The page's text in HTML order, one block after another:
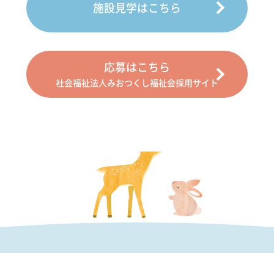
施設見学はこちら
応募はこちら
社会福祉法人みおつくし福祉会採用サイト